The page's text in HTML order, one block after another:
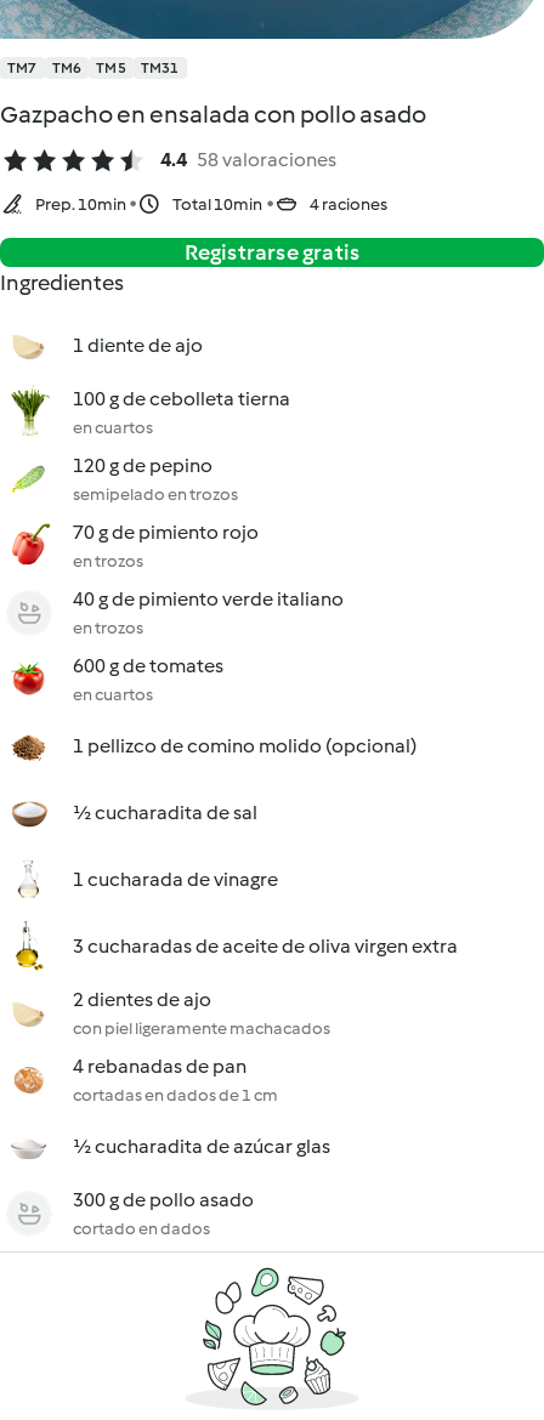
TM7 TM6 TM5 TM31
Gazpacho en ensalada con pollo asado
4.4 58 valoraciones
Prep. 10min Total 10min 4 raciones
Registrarse gratis
Ingredientes
1 diente de ajo
100 g de cebolleta tierna
en cuartos
120 g de pepino
semipelado en trozos
70 g de pimiento rojo
en trozos
40 g de pimiento verde italiano
en trozos
600 g de tomates
en cuartos
1 pellizco de comino molido (opcional)
½ cucharadita de sal
1 cucharada de vinagre
3 cucharadas de aceite de oliva virgen extra
2 dientes de ajo
con piel ligeramente machacados
4 rebanadas de pan
cortadas en dados de 1 cm
½ cucharadita de azúcar glas
300 g de pollo asado
cortado en dados